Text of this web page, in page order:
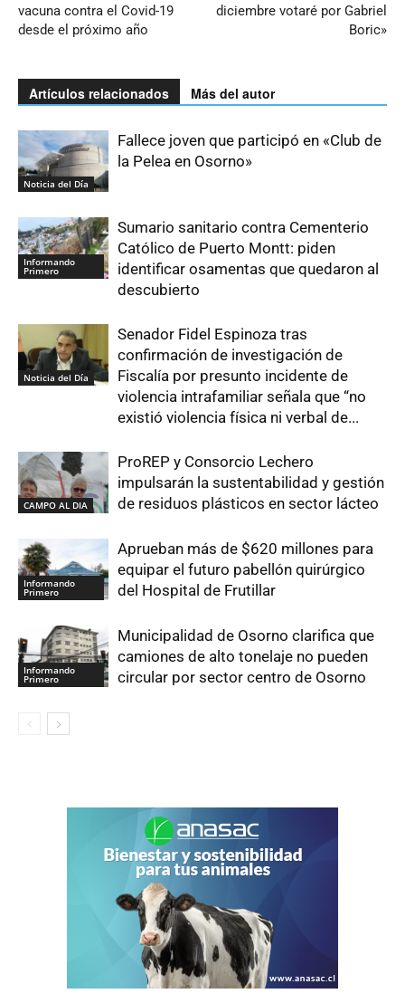
vacuna contra el Covid-19
desde el próximo año
diciembre votaré por Gabriel
Boric»
Artículos relacionados Más del autor
Noticia del Día
Fallece joven que participó en «Club de
la Pelea en Osorno»
Informando
Primero
Sumario sanitario contra Cementerio
Católico de Puerto Montt: piden
identificar osamentas que quedaron al
descubierto
Noticia del Día
Senador Fidel Espinoza tras
confirmación de investigación de
Fiscalía por presunto incidente de
violencia intrafamiliar señala que “no
existió violencia física ni verbal de...
CAMPO AL DIA
ProREP y Consorcio Lechero
impulsarán la sustentabilidad y gestión
de residuos plásticos en sector lácteo
Informando
Primero
Aprueban más de $620 millones para
equipar el futuro pabellón quirúrgico
del Hospital de Frutillar
Informando
Primero
Municipalidad de Osorno clarifica que
camiones de alto tonelaje no pueden
circular por sector centro de Osorno